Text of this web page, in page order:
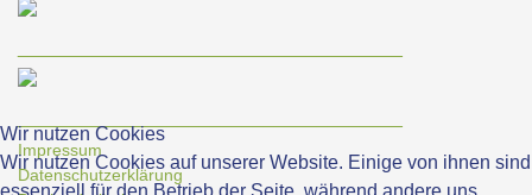
Impressum
Datenschutzerklärung
Wir nutzen Cookies
Wir nutzen Cookies auf unserer Website. Einige von ihnen sind
essenziell für den Betrieb der Seite, während andere uns